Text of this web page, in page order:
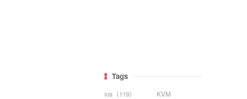
Tags
ios（119）
KVM